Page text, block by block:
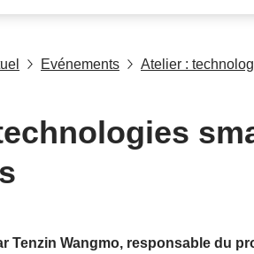
Evénements Atelier :
Tenzin Wangmo, responsable du